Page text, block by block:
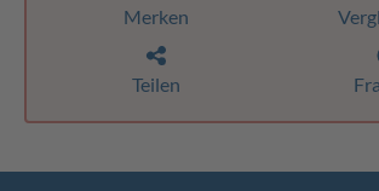
Merken
Teilen